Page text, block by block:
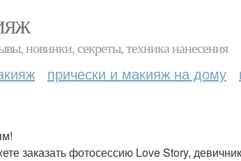
новинки, секреты, техника нанесения
прически и макияж на дому
заказать фотосессию Love Story,